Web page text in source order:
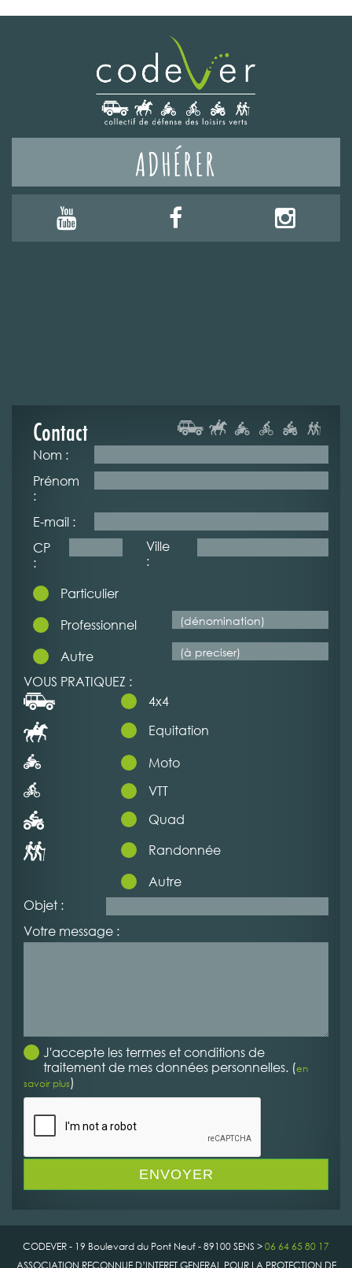
ADHÉRER
Contact
Nom :
Prénom
:
E-mail :
CP
:
Ville
:
Particulier
Professionnel
Autre
VOUS PRATIQUEZ :
4x4
Equitation
Moto
VTT
Quad
Randonnée
Autre
Objet :
Votre message :
J'accepte les termes et conditions de
traitement de mes données personnelles. (en
savoir plus)
CODEVER - 19 Boulevard du Pont Neuf - 89100 SENS >06 64 65 80 17